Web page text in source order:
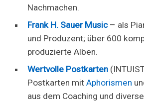
Nachmachen.
Frank H. Sauer Music – als
und Produzent; über 600
produzierte Alben.
Wertvolle Postkarten
Postkarten mit Aphorismen
aus dem Coaching und